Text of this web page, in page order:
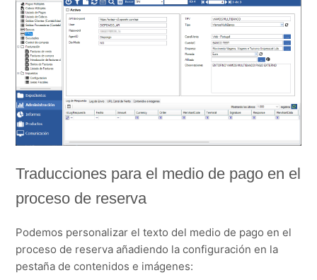
Traducciones para el medio de pago en el
proceso de reserva
Podemos personalizar el texto del medio de pago en el
proceso de reserva añadiendo la configuración en la
pestaña de contenidos e imágenes: